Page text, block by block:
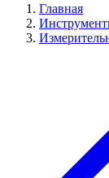
Главная